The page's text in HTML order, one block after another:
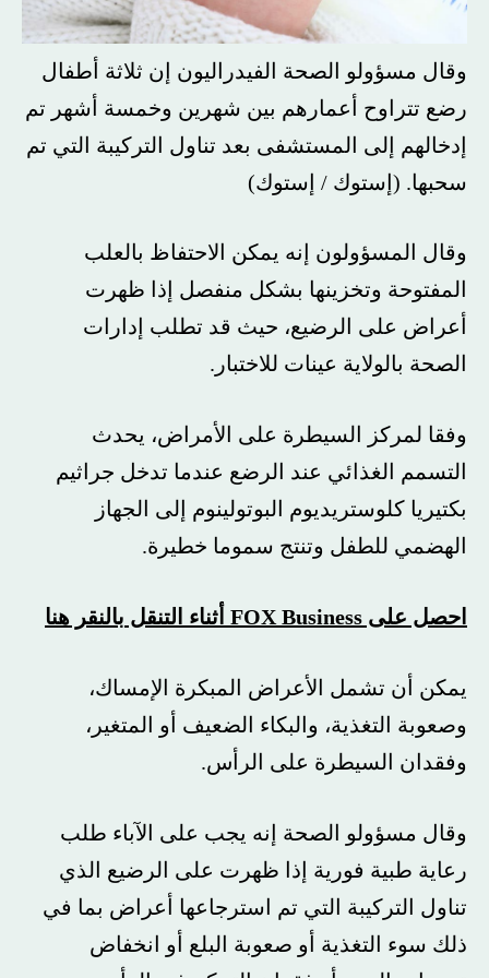
وقال مسؤولو الصحة الفيدراليون إن ثلاثة أطفال
رضع تتراوح أعمارهم بين شهرين وخمسة أشهر تم
إدخالهم إلى المستشفى بعد تناول التركيبة التي تم
سحبها. (إستوك / إستوك)
وقال المسؤولون إنه يمكن الاحتفاظ بالعلب
المفتوحة وتخزينها بشكل منفصل إذا ظهرت
أعراض على الرضيع، حيث قد تطلب إدارات
الصحة بالولاية عينات للاختبار.
وفقا لمركز السيطرة على الأمراض، يحدث
التسمم الغذائي عند الرضع عندما تدخل جراثيم
بكتيريا كلوستريديوم البوتولينوم إلى الجهاز
الهضمي للطفل وتنتج سموما خطيرة.
احصل على FOX Business أثناء التنقل بالنقر هنا
يمكن أن تشمل الأعراض المبكرة الإمساك،
وصعوبة التغذية، والبكاء الضعيف أو المتغير،
وفقدان السيطرة على الرأس.
وقال مسؤولو الصحة إنه يجب على الآباء طلب
رعاية طبية فورية إذا ظهرت على الرضيع الذي
تناول التركيبة التي تم استرجاعها أعراض بما في
ذلك سوء التغذية أو صعوبة البلع أو انخفاض